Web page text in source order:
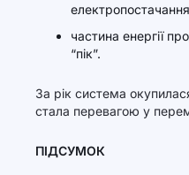
частина енергії
“пік”.
За рік система
стала перевагою у
ПІДСУМОК